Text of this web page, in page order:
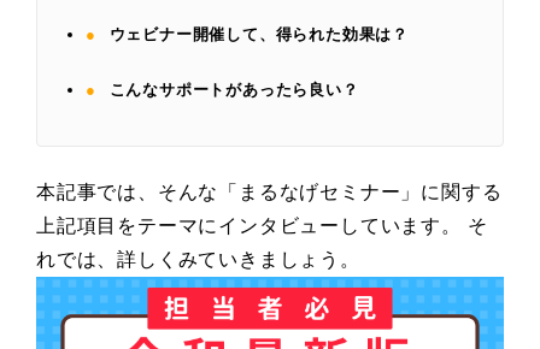
ウェビナー開催して、得られた効果は？
こんなサポートがあったら良い？
本記事では、そんな「まるなげセミナー」に関する
上記項目をテーマにインタビューしています。 そ
れでは、詳しくみていきましょう。